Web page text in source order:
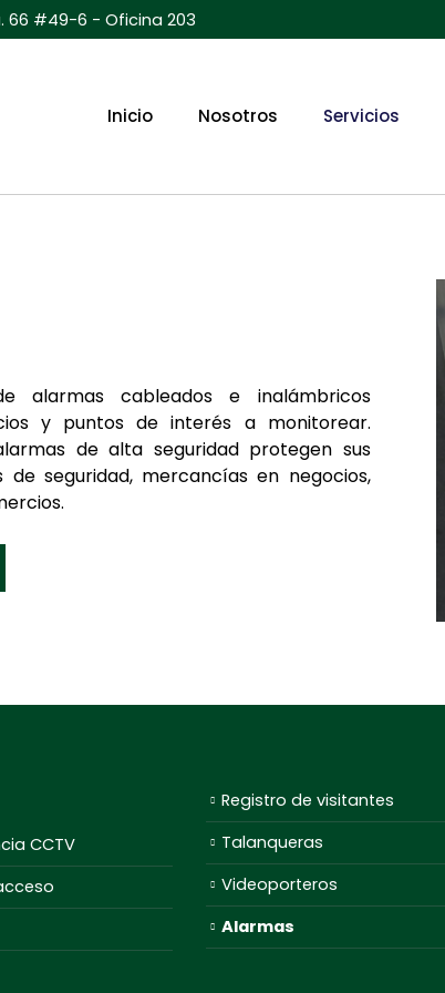
66 #49-6 - Oficina 203
Inicio Nosotros Servicios
alarmas cableados e inalámbricos
y puntos de interés a monitorear.
de alta seguridad protegen sus
de seguridad, mercancías en negocios,
CCTV
Registro de visitantes
Talanqueras
Videoporteros
Alarmas